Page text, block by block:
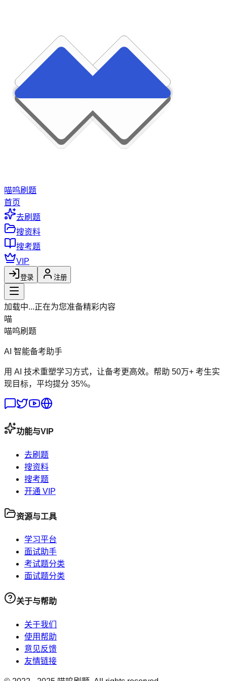
喵呜刷题
首页
去刷题
搜资料
搜考题
VIP
登录 注册
加载中...正在为您准备精彩内容
喵
喵呜刷题
AI 智能备考助手
用 AI 技术重塑学习方式，让备考更高效。帮助 50万+ 考生实
现目标，平均提分 35%。
功能与VIP
去刷题
搜资料
搜考题
开通 VIP
资源与工具
学习平台
面试助手
考试题分类
面试题分类
关于与帮助
关于我们
使用帮助
意见反馈
友情链接